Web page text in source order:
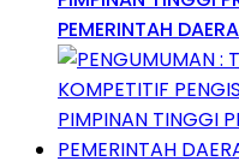
PEMERINTAH